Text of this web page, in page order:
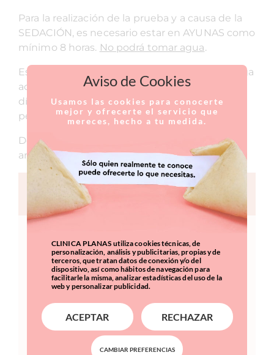
Para la realización de la prueba y a causa de la
SEDACIÓN, es necesario estar en AYUNAS como
mínimo 8 horas. No podrá tomar agua.
Es recomendable que el día de la prueba venga
acompañado por un adulto. Y durante todo el
día no podrá conducir ni utilizar maquinaria
peligrosa
De todo le indicará con detalle el especialista,
antes de la prueba.
FORMULARIO DE CONTACTO
Aviso de Cookies
Usamos las cookies para conocerte
mejor y ofrecerte el servicio que
mereces, hecho a tu medida.
CLINICA PLANAS utiliza cookies técnicas, de
personalización, análisis y publicitarias, propias y de
terceros, que tratan datos de conexión y/o del
dispositivo, así como hábitos de navegación para
facilitarle la misma, analizar estadísticas del uso de la
web y personalizar publicidad.
ACEPTAR RECHAZAR
CAMBIAR PREFERENCIAS